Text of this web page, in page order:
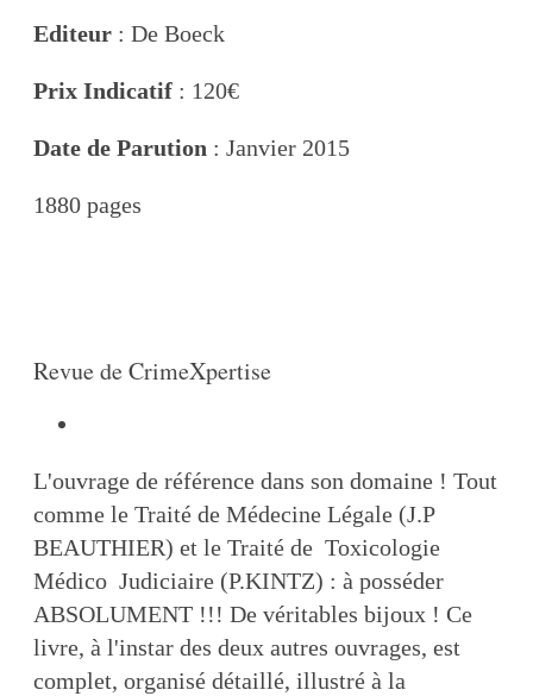
Editeur : De Boeck
Prix Indicatif : 120€
Date de Parution : Janvier 2015
1880 pages
Revue de CrimeXpertise
L'ouvrage de référence dans son domaine ! Tout
comme le Traité de Médecine Légale (J.P
BEAUTHIER) et le Traité de Toxicologie
Médico Judiciaire (P.KINTZ) : à posséder
ABSOLUMENT !!! De véritables bijoux ! Ce
livre, à l'instar des deux autres ouvrages, est
complet, organisé détaillé, illustré à la